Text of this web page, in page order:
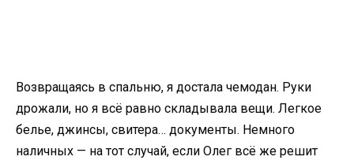
Возвращаясь в спальню, я достала чемодан. Руки
дрожали, но я всё равно складывала вещи. Легкое
белье, джинсы, свитера… документы. Немного
наличных — на тот случай, если Олег всё же решит